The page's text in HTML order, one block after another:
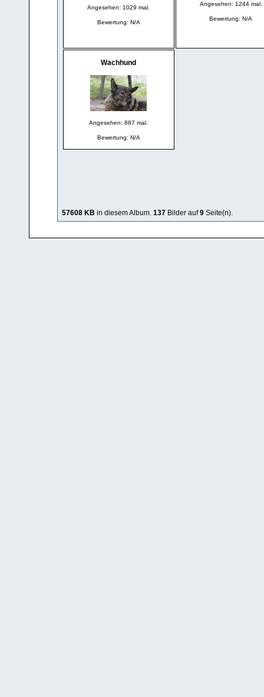
Angesehen: 1029 mal.
Bewertung: N/A
Angesehen: 1244 mal.
Bewertung: N/A
Wachhund
Angesehen: 887 mal.
Bewertung: N/A
57608 KB in diesem Album. 137Bilder auf9Seite(n).